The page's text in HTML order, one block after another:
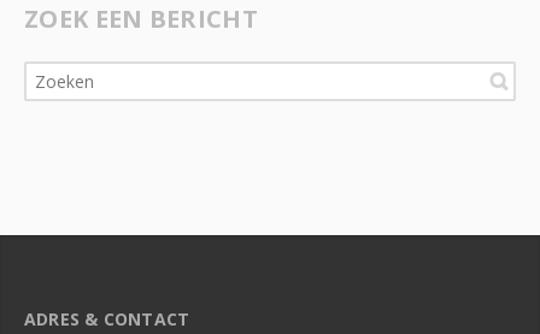
ZOEK EEN BERICHT
ADRES & CONTACT